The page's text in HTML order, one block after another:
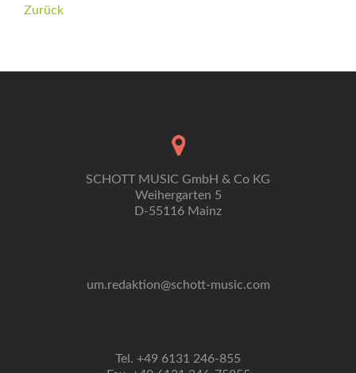
Beitrags-
Zurück
SCHOTT MUSIC GmbH & Co KG
Weihergarten 5
D-55116 Mainz
um.redaktion@schott-music.com
Tel. +49 6131 246-855